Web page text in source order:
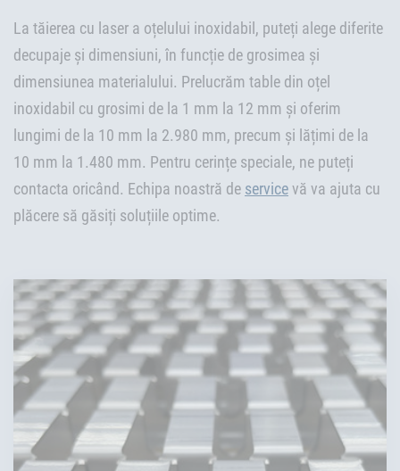
La tăierea cu laser a oțelului inoxidabil, puteți alege diferite
decupaje și dimensiuni, în funcție de grosimea și
dimensiunea materialului. Prelucrăm table din oțel
inoxidabil cu grosimi de la 1 mm la 12 mm și oferim
lungimi de la 10 mm la 2.980 mm, precum și lățimi de la
10 mm la 1.480 mm. Pentru cerințe speciale, ne puteți
contacta oricând. Echipa noastră de servicevă va ajuta cu
plăcere să găsiți soluțiile optime.